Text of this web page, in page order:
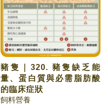
豬隻｜320. 豬隻缺乏能
量、蛋白質與必需脂肪酸
的臨床症狀
飼料營養